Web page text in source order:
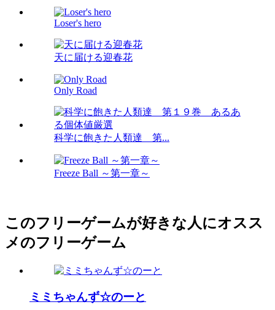
Loser's hero
天に届ける迎春花
Only Road
科学に飽きた人類達 第...
Freeze Ball ～第一章～
このフリーゲームが好きな人にオスス
メのフリーゲーム
ミミちゃんず☆のーと